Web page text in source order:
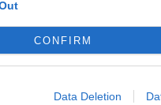
CONFIRM
Data Deletion
romige karamel